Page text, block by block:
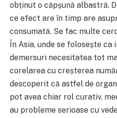
obținut o căpșună albastră.
ce efect are în timp are
consumată. Se fac multe
În Asia, unde se folosește
demersuri necesitatea tot
corelarea cu creșterea
descoperit că astfel de
pot avea chiar rol curativ,
au probleme serioase cu